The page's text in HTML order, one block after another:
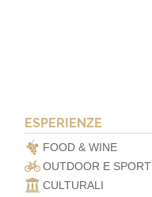
ESPERIENZE
FOOD & WINE
OUTDOOR E SPORT
CULTURALI